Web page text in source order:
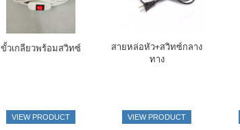
ขั้วเกลียวพร้อมสวิทซ์
VIEW PRODUCT
สายหล่อหัว+สวิทซ์กลาง
ทาง
VIEW PRODUCT